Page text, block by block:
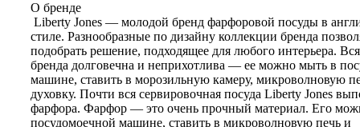
О бренде
Liberty Jones — молодой бренд фарфоровой посуды в
стиле. Разнообразные по дизайну коллекции бренда
подобрать решение, подходящее для любого интерьера.
бренда долговечна и неприхотлива — ее можно мыть в
машине, ставить в морозильную камеру, микроволновую
духовку. Почти вся сервировочная посуда Liberty Jones
фарфора. Фарфор — это очень прочный материал. Его
посудомоечной машине, ставить в микроволновую печь и